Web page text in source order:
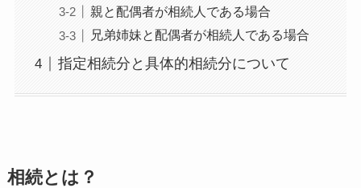
親と配偶者が相続人である場合
兄弟姉妹と配偶者が相続人である場合
指定相続分と具体的相続分について
相続とは？